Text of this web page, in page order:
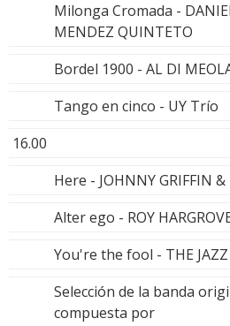
Milonga Cromada -
MENDEZ QUINTETO
Bordel 1900 - AL DI
Tango en cinco - UY Trío
16.00
Here - JOHNNY GRIFFIN
Alter ego - ROY
You're the fool - THE JAZZ
Selección de la banda
compuesta por